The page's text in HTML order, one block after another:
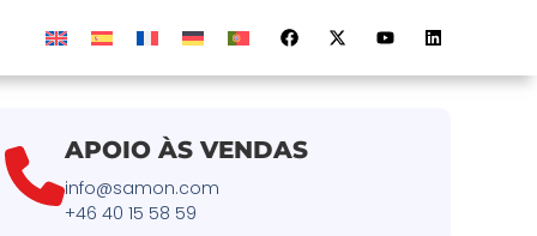
APOIO ÀS VENDAS
info@samon.com
+46 40 15 58 59